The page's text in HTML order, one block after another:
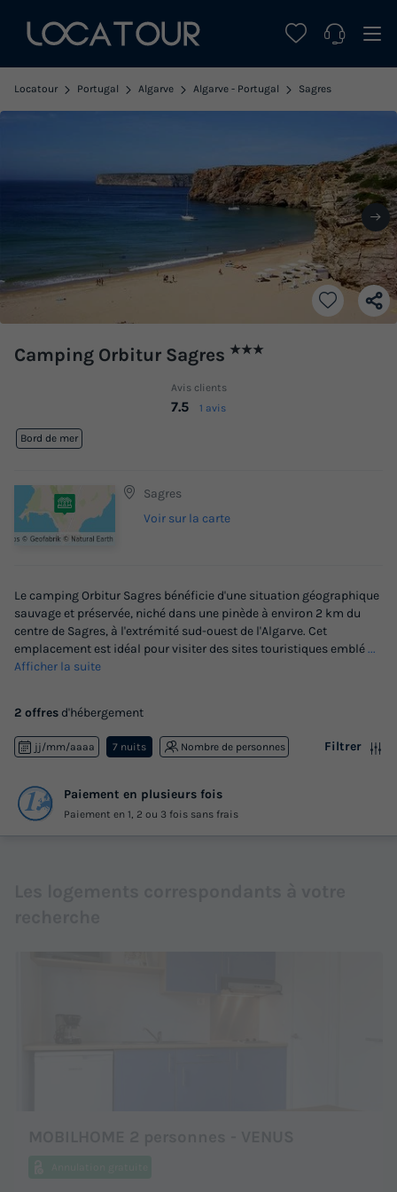
Locatour Portugal Algarve Algarve - Portugal Sagres
Camping Orbitur Sagres ★★★
Avis clients
7.5 1 avis
Bord de mer
Sagres
Voir sur la carte
Le camping Orbitur Sagres bénéficie d'une situation géographique
sauvage et préservée, niché dans une pinède à environ 2 km du
centre de Sagres, à l'extrémité sud-ouest de l'Algarve. Cet
emplacement est idéal pour visiter des sites touristiques emblé...
Afficher la suite
2 offres d'hébergement
jj/mm/aaaa 7 nuits Nombre de personnes Filtrer
Paiement en plusieurs fois
Paiement en 1, 2 ou 3 fois sans frais